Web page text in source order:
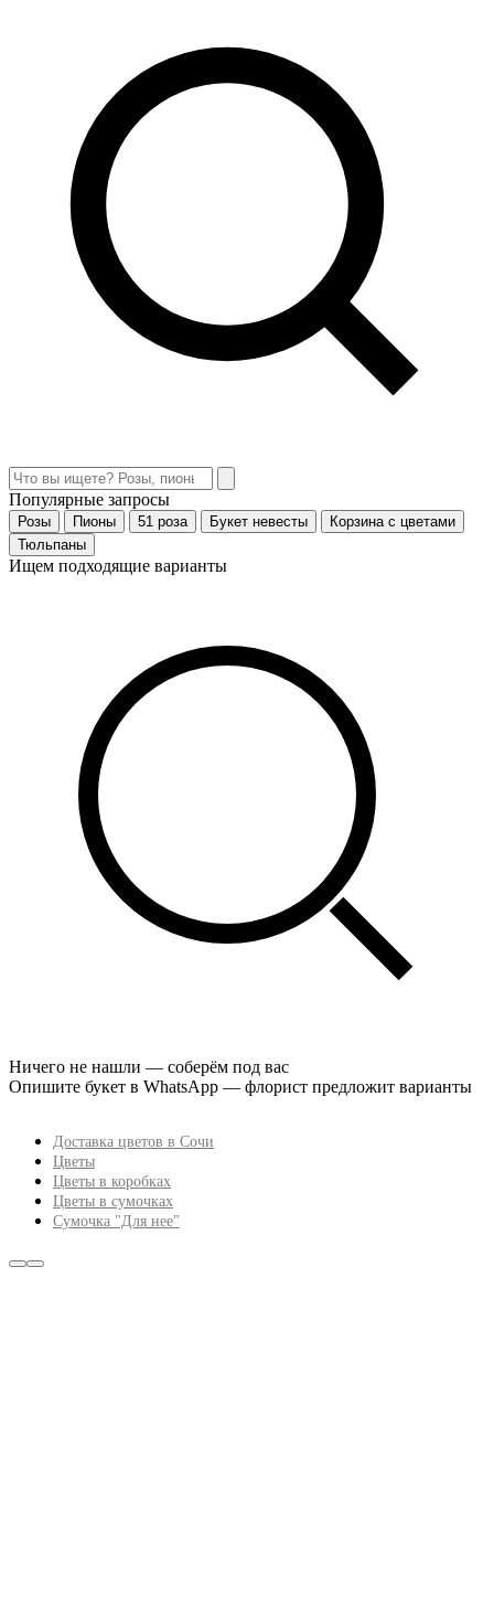
Популярные запросы
Розы Пионы 51 роза Букет невесты
Корзина с цветами
Тюльпаны
Ищем подходящие варианты
Ничего не нашли — соберём под вас
Опишите букет в WhatsApp — флорист предложит варианты
Доставка цветов в Сочи
Цветы
Цветы в коробках
Цветы в сумочках
Сумочка "Для нее"